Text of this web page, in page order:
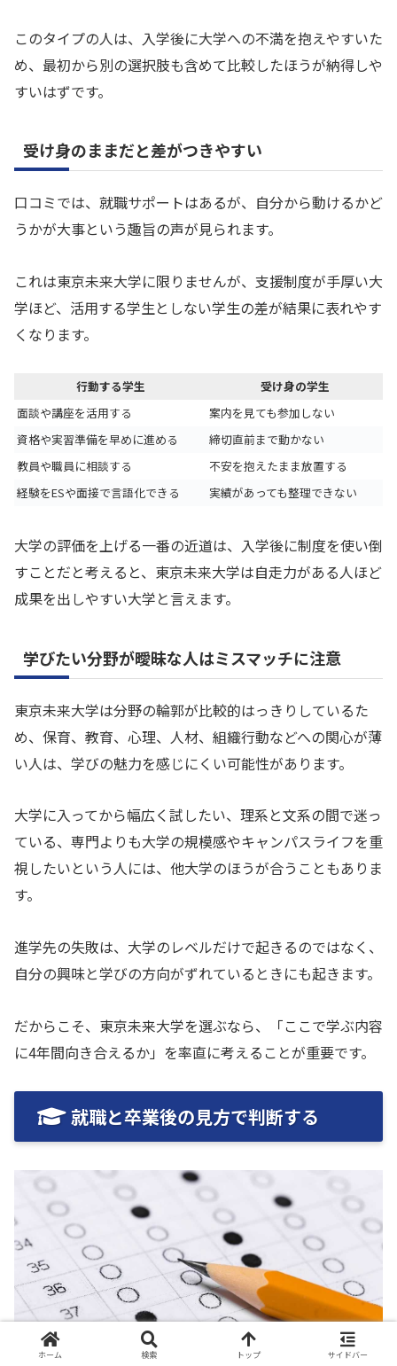
このタイプの人は、入学後に大学への不満を抱えやすいた
め、最初から別の選択肢も含めて比較したほうが納得しや
すいはずです。
受け身のままだと差がつきやすい
口コミでは、就職サポートはあるが、自分から動けるかど
うかが大事という趣旨の声が見られます。
これは東京未来大学に限りませんが、支援制度が手厚い大
学ほど、活用する学生としない学生の差が結果に表れやす
くなります。
行動する学生
受け身の学生
面談や講座を活用する
案内を見ても参加しない
資格や実習準備を早めに進める
締切直前まで動かない
教員や職員に相談する
不安を抱えたまま放置する
経験をESや面接で言語化できる
実績があっても整理できない
大学の評価を上げる一番の近道は、入学後に制度を使い倒
すことだと考えると、東京未来大学は自走力がある人ほど
成果を出しやすい大学と言えます。
学びたい分野が曖昧な人はミスマッチに注意
東京未来大学は分野の輪郭が比較的はっきりしているた
め、保育、教育、心理、人材、組織行動などへの関心が薄
い人は、学びの魅力を感じにくい可能性があります。
大学に入ってから幅広く試したい、理系と文系の間で迷っ
ている、専門よりも大学の規模感やキャンパスライフを重
視したいという人には、他大学のほうが合うこともありま
す。
進学先の失敗は、大学のレベルだけで起きるのではなく、
自分の興味と学びの方向がずれているときにも起きます。
だからこそ、東京未来大学を選ぶなら、「ここで学ぶ内容
に4年間向き合えるか」を率直に考えることが重要です。
就職と卒業後の見方で判断する
ホーム 検索 トップ サイドバー